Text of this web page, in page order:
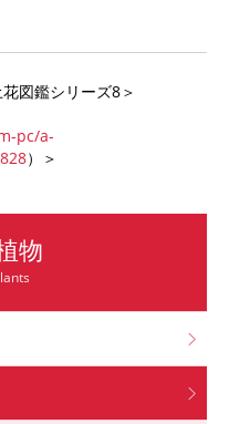
花図鑑シリーズ8＞
pc/a-
）＞
物